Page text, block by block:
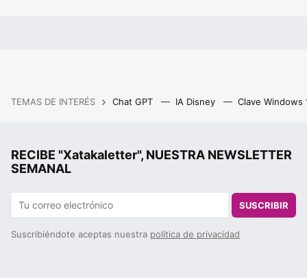
TEMAS DE INTERÉS Chat GPT IA Disney Clave Windows
RECIBE "Xatakaletter", NUESTRA NEWSLETTER
SEMANAL
SUSCRIBIR
Suscribiéndote aceptas nuestra política de privacidad